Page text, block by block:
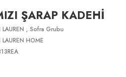
ŞARAP KADEHİ
LAUREN , Sofra Grubu
LAUREN HOME